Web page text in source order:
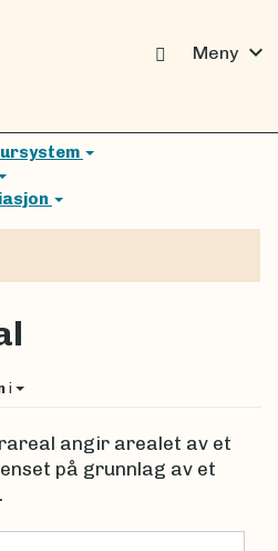
Meny expand_more
i
angir arealet av et
på grunnlag av et